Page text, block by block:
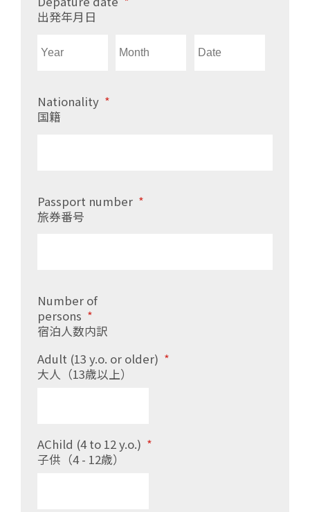
出発年月日
Nationality *
国籍
Passport number *
旅券番号
Number of
persons *
宿泊人数内訳
Adult (13 y.o. or older) *
大人（13歳以上）
AChild (4 to 12 y.o.) *
子供（4 - 12歳）